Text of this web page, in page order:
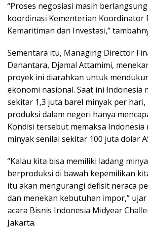
“Proses negosiasi masih
koordinasi Kementerian Koordinator
Kemaritiman dan Investasi,”
Sementara itu, Managing Director
Danantara, Djamal Attamimi,
proyek ini diarahkan untuk
ekonomi nasional. Saat ini Indonesia
sekitar 1,3 juta barel minyak per hari,
produksi dalam negeri hanya
Kondisi tersebut memaksa
minyak senilai sekitar 100 juta dolar
“Kalau kita bisa memiliki ladang
berproduksi di bawah kepemilikan
itu akan mengurangi defisit neraca
dan menekan kebutuhan impor,” ujar
acara Bisnis Indonesia Midyear
Jakarta.